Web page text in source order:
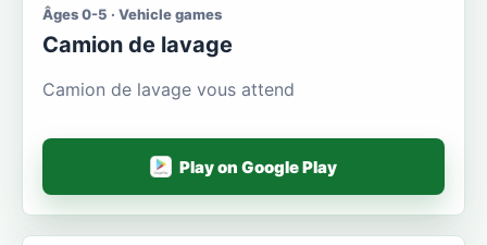
Âges 0-5 · Vehicle games
Camion de lavage
Camion de lavage vous attend
Play on Google Play